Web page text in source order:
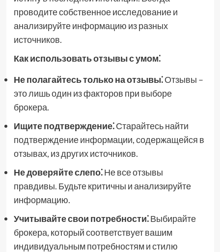
проводите собственное исследование и
анализируйте информацию из разных
источников.
Как использовать отзывы с умом⁚
Не полагайтесь только на отзывы⁚Отзывы –
это лишь один из факторов при выборе
брокера.
Ищите подтверждение⁚Старайтесь найти
подтверждение информации, содержащейся в
отзывах, из других источников.
Не доверяйте слепо⁚Не все отзывы
правдивы. Будьте критичны и анализируйте
информацию.
Учитывайте свои потребности⁚Выбирайте
брокера, который соответствует вашим
индивидуальным потребностям и стилю